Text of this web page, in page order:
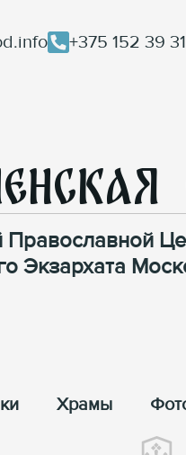
+375 152 39
Православной
Экзархата
Храмы